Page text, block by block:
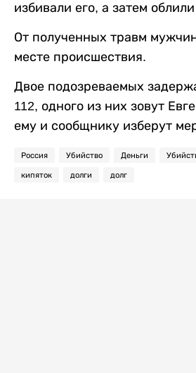
избивали его, а затем
От полученных травм
месте происшествия.
Двое подозреваемых
112, одного из них зовут
ему и сообщнику изберут
Россия Убийство Деньги
кипяток долги долг